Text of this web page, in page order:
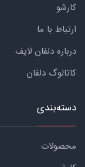
کارشو
ارتباط با ما
درباره دلفان لایف
کاتالوگ دلفان
دسته‌بندی
محصولات